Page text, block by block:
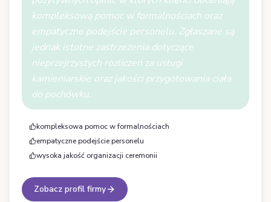
kompleksową pomoc w formalnościach oraz
empatyczne podejście personelu. Zgłaszane są
jednak istotne zastrzeżenia dotyczące
nieprzejrzystych rozliczeń za usługi
kamieniarskie oraz jakości przygotowania ciała
do pochówku.
kompleksowa pomoc w formalnościach
empatyczne podejście personelu
wysoka jakość organizacji ceremonii
Zobacz profil firmy